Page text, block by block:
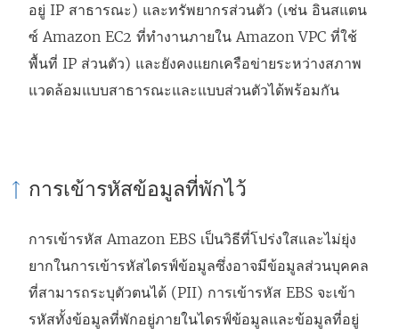
อยู่ IP สาธารณะ) และทรัพยากรส่วนตัว (เช่น อินสแตน
ซ์ Amazon EC2 ที่ทำงานภายใน Amazon VPC ที่ใช้
พื้นที่ IP ส่วนตัว) และยังคงแยกเครือข่ายระหว่างสภาพ
แวดล้อมแบบสาธารณะและแบบส่วนตัวได้พร้อมกัน
การเข้ารหัสข้อมูลที่พักไว้
การเข้ารหัส Amazon EBS เป็นวิธีที่โปร่งใสและไม่ยุ่ง
ยากในการเข้ารหัสไดรฟ์ข้อมูลซึ่งอาจมีข้อมูลส่วนบุคคล
ที่สามารถระบุตัวตนได้ (PII) การเข้ารหัส EBS จะเข้า
รหัสทั้งข้อมูลที่พักอยู่ภายในไดรฟ์ข้อมูลและข้อมูลที่อยู่